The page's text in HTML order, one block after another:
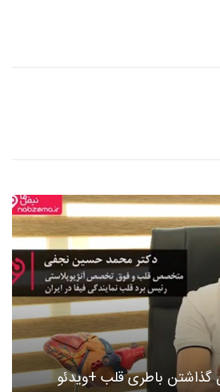
گذاشتن باطری قلب +ویدئو